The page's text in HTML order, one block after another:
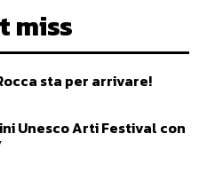
miss
sta per arrivare!
Unesco Arti Festival con